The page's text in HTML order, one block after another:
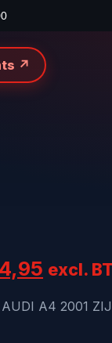
↗
prijs
excl.
A4 2001